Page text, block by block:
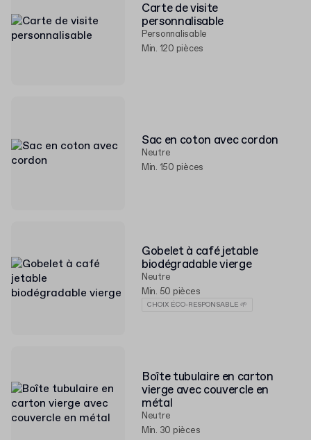
Carte de visite
personnalisable
Personnalisable
Min. 120 pièces
Sac en coton avec cordon
Neutre
Min. 150 pièces
Gobelet à café jetable
biodégradable vierge
Neutre
Min. 50 pièces
CHOIX ÉCO-RESPONSABLE 🌱
Boîte tubulaire en carton
vierge avec couvercle en
métal
Neutre
Min. 30 pièces